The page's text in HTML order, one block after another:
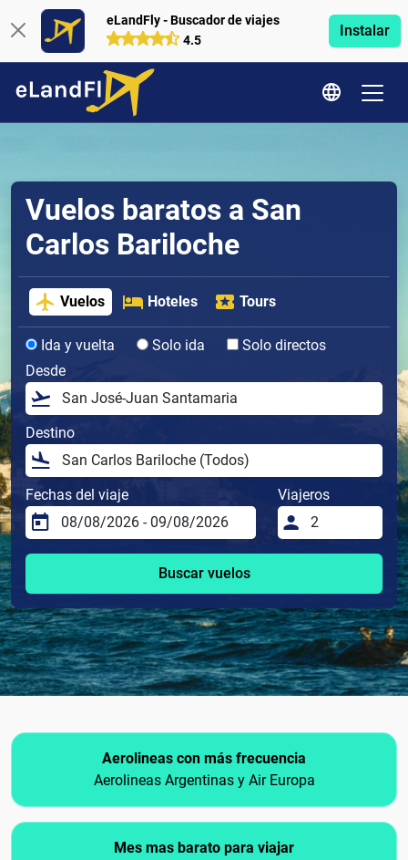
eLandFly - Buscador de viajes
4.5
Instalar
Vuelos baratos a San
Carlos Bariloche
Vuelos Hoteles Tours
Ida y vuelta Solo ida
Solo directos
Desde
Destino
Fechas del viaje Viajeros
Buscar vuelos
Aerolineas con más frecuencia
Aerolineas Argentinas y Air Europa
Mes mas barato para viajar